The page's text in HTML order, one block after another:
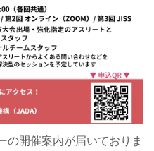
の開催案内が届いておりま